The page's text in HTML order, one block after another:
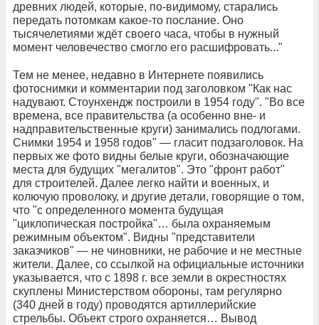
древних людей, которые, по-видимому, старались
передать потомкам какое-то послание. Оно
тысячелетиями ждёт своего часа, чтобы в нужный
момент человечество смогло его расшифровать..."
Тем не менее, недавно в Интернете появились
фотоснимки и комментарии под заголовком "Как нас
надувают. Стоунхендж построили в 1954 году". "Во все
времена, все правительства (а особенно вне- и
надправительственные круги) занимались подлогами.
Снимки 1954 и 1958 годов" — гласит подзаголовок. На
первых же фото видны белые круги, обозначающие
места для будущих "мегалитов". Это "фронт работ"
для строителей. Далее легко найти и военных, и
колючую проволоку, и другие детали, говорящие о том,
что "с определенного момента будущая
"циклопическая постройка"… была охраняемым
режимным объектом". Видны "представители
заказчиков" — не чиновники, не рабочие и не местные
жители. Далее, со ссылкой на официальные источники
указывается, что с 1898 г. все земли в окрестностях
скуплены Министерством обороны, там регулярно
(340 дней в году) проводятся артиллерийские
стрельбы. Объект строго охраняется… Вывод